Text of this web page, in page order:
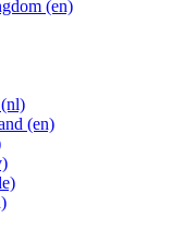
(en)
(en)